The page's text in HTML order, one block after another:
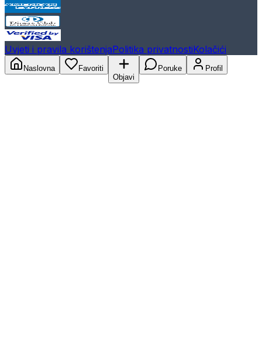
Uvjeti i pravila korištenjaPolitika privatnostiKolačići
Naslovna
Favoriti
Objavi
Poruke Profil